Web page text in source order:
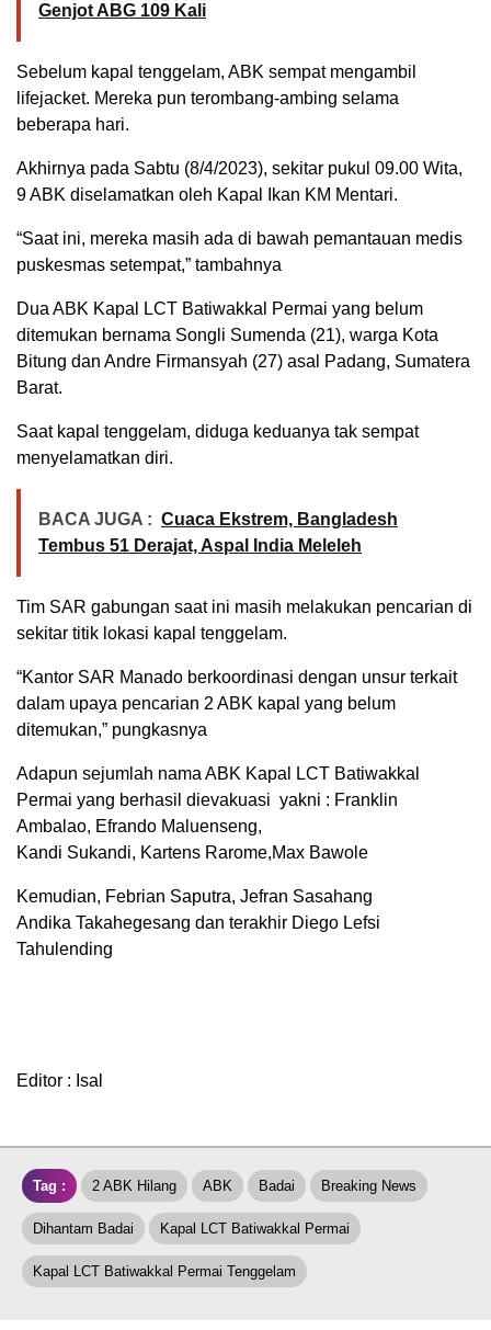
Genjot ABG 109 Kali
Sebelum kapal tenggelam, ABK sempat mengambil
lifejacket. Mereka pun terombang-ambing selama
beberapa hari.
Akhirnya pada Sabtu (8/4/2023), sekitar pukul 09.00 Wita,
9 ABK diselamatkan oleh Kapal Ikan KM Mentari.
“Saat ini, mereka masih ada di bawah pemantauan medis
puskesmas setempat,” tambahnya
Dua ABK Kapal LCT Batiwakkal Permai yang belum
ditemukan bernama Songli Sumenda (21), warga Kota
Bitung dan Andre Firmansyah (27) asal Padang, Sumatera
Barat.
Saat kapal tenggelam, diduga keduanya tak sempat
menyelamatkan diri.
BACA JUGA : Cuaca Ekstrem, Bangladesh
Tembus 51 Derajat, Aspal India Meleleh
Tim SAR gabungan saat ini masih melakukan pencarian di
sekitar titik lokasi kapal tenggelam.
“Kantor SAR Manado berkoordinasi dengan unsur terkait
dalam upaya pencarian 2 ABK kapal yang belum
ditemukan,” pungkasnya
Adapun sejumlah nama ABK Kapal LCT Batiwakkal
Permai yang berhasil dievakuasi yakni : Franklin
Ambalao, Efrando Maluenseng,
Kandi Sukandi, Kartens Rarome,Max Bawole
Kemudian, Febrian Saputra, Jefran Sasahang
Andika Takahegesang dan terakhir Diego Lefsi
Tahulending
Editor : Isal
Tag : 2 ABK Hilang ABK Badai Breaking News
Dihantam Badai Kapal LCT Batiwakkal Permai
Kapal LCT Batiwakkal Permai Tenggelam